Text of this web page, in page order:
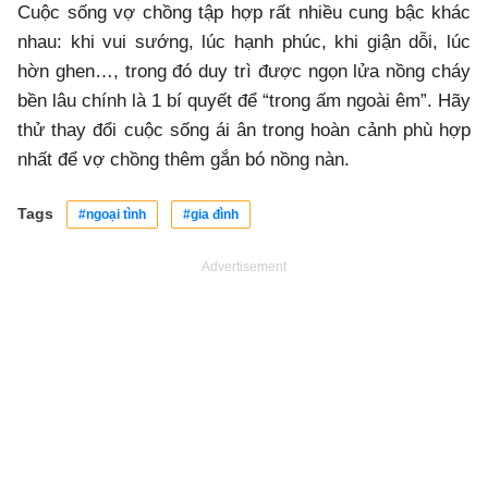
Cuộc sống vợ chồng tập hợp rất nhiều cung bậc khác
nhau: khi vui sướng, lúc hạnh phúc, khi giận dỗi, lúc
hờn ghen…, trong đó duy trì được ngọn lửa nồng cháy
bền lâu chính là 1 bí quyết để “trong ấm ngoài êm”. Hãy
thử thay đổi cuộc sống ái ân trong hoàn cảnh phù hợp
nhất để vợ chồng thêm gắn bó nồng nàn.
Tags #ngoại tình #gia đình
Advertisement